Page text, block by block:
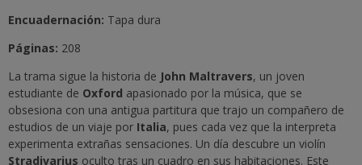
Encuadernación: Tapa dura
Páginas: 208
La trama sigue la historia de John Maltravers, un joven
estudiante de Oxford apasionado por la música, que se
obsesiona con una antigua partitura que trajo un compañero de
estudios de un viaje por Italia, pues cada vez que la interpreta
experimenta extrañas sensaciones. Un día descubre un violín
Stradivarius oculto tras un cuadro en sus habitaciones. Este